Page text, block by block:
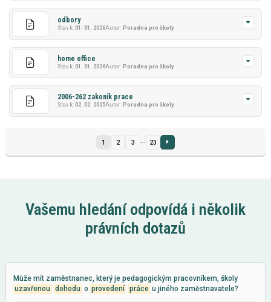
odbory
Stav k: 01. 01. 2026Autor: Poradna pro školy
home office
Stav k: 01. 01. 2026Autor: Poradna pro školy
2006-262 zakoník prace
Stav k: 02. 02. 2025Autor: Poradna pro školy
1 2 3 23
Vašemu hledání odpovídá i několik
právních dotazů
Může mít zaměstnanec, který je pedagogickým pracovníkem, školy
uzavřenou dohodu o provedení práce u jiného zaměstnavatele?